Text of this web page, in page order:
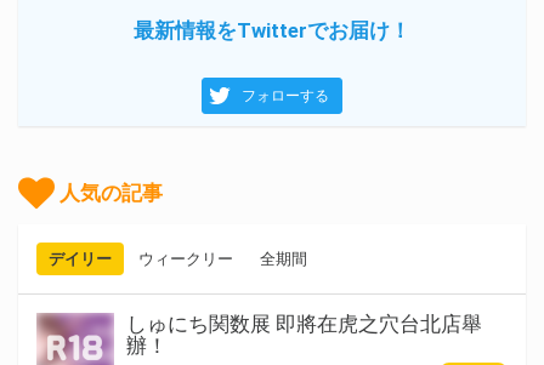
最新情報をTwitterでお届け！
フォローする
人気の記事
デイリー ウィークリー 全期間
しゅにち関数展 即將在虎之穴台北店舉
辦！